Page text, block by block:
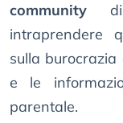
community di
intraprendere
sulla
e le
parentale.